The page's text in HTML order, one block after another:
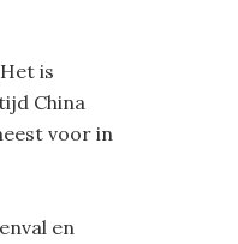
is
China
voor in
en